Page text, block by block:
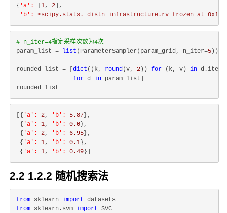
{ 'a': 1, 2 ],
'b':
<scipy.stats._distn_infrastructure.rv_frozen at
# n_iter=4指定采样次数为4次
param_list =
list (ParameterSampler(param_grid, n_iter=5 ))
rounded_list = [ dict ((k, round(v, 2 )) for (k, v) in
for d in param_list]
[{ 'a': 2, 'b': 5.87 },
{ 'a': 1, 'b': 0.0 },
{ 'a': 2, 'b': 6.95 },
{ 'a': 1, 'b': 0.1 },
{ 'a': 1, 'b': 0.49
2.2 1.2.2 随机搜索法
from sklearn import
from sklearn.svm import